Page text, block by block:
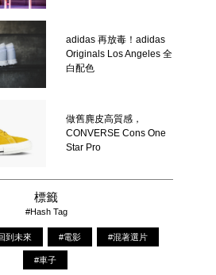
adidas 再放毒！adidas
Originals Los Angeles 全
白配色
做舊麂皮高質感，
CONVERSE Cons One
Star Pro
標籤
#Hash Tag
到未來 #電影 #混著選片
#車子